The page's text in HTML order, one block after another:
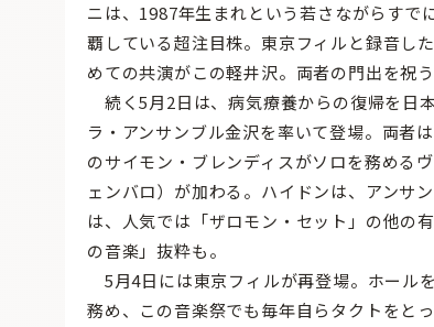
ニは、1987年生まれという若さながらすで
覇している超注目株。東京フィルと録音し
めての共演がこの軽井沢。両者の門出を祝
続く5月2日は、病気療養からの復帰を日
ラ・アンサンブル金沢を率いて登場。両者
のサイモン・ブレンディスがソロを務める
ェンバロ）が加わる。ハイドンは、アンサ
は、人気では「ザロモン・セット」の他の
の音楽」抜粋も。
5月4日には東京フィルが再登場。ホール
務め、この音楽祭でも毎年自らタクトをと